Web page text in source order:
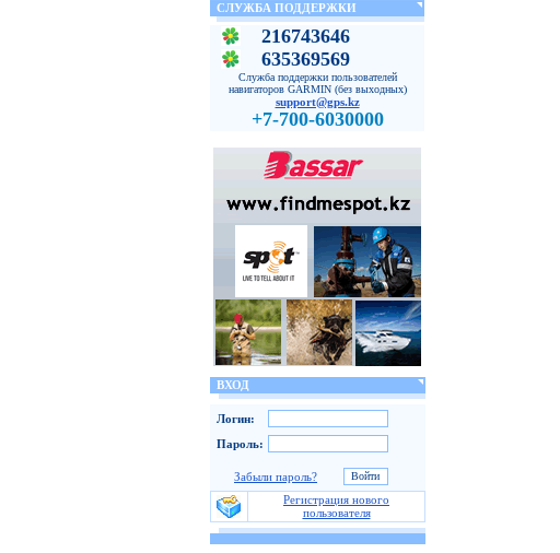
СЛУЖБА ПОДДЕРЖКИ
216743646
635369569
Служба поддержки пользователей
навигаторов GARMIN (без выходных)
support@gps.kz
+7-700-6030000
ВХОД
Логин:
Пароль:
Забыли пароль?
Регистрация нового
пользователя